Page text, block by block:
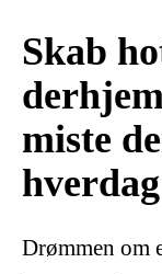
Skab
miste
hverdag
Drømmen om